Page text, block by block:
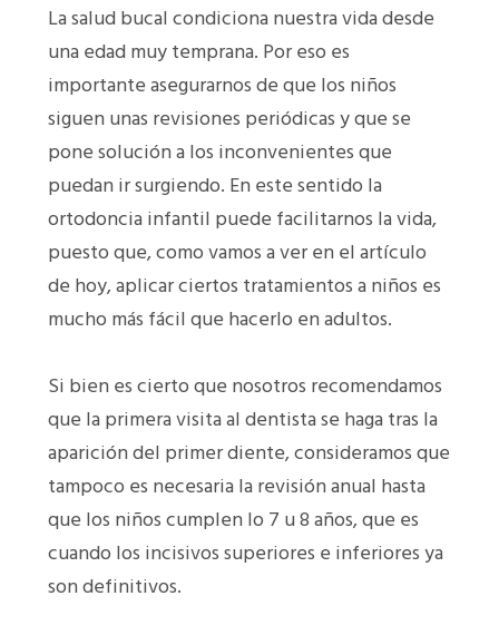
La salud bucal condiciona nuestra vida desde
una edad muy temprana. Por eso es
importante asegurarnos de que los niños
siguen unas revisiones periódicas y que se
pone solución a los inconvenientes que
puedan ir surgiendo. En este sentido la
ortodoncia infantil puede facilitarnos la vida,
puesto que, como vamos a ver en el artículo
de hoy, aplicar ciertos tratamientos a niños es
mucho más fácil que hacerlo en adultos.
Si bien es cierto que nosotros recomendamos
que la primera visita al dentista se haga tras la
aparición del primer diente, consideramos que
tampoco es necesaria la revisión anual hasta
que los niños cumplen lo 7 u 8 años, que es
cuando los incisivos superiores e inferiores ya
son definitivos.